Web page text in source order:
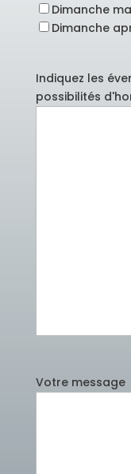
Dimanche
Dimanche
Indiquez les
possibilités
Votre message